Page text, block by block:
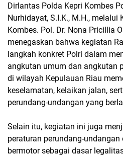
Dirlantas Polda Kepri Kombes
Nurhidayat, S.I.K., M.H., melalui
Kombes. Pol. Dr. Nona Pricillia
menegaskan bahwa kegiatan
langkah konkret Polri dalam
angkutan umum dan angkutan
di wilayah Kepulauan Riau
keselamatan, kelaikan jalan,
perundang-undangan yang
Selain itu, kegiatan ini juga
peraturan perundang-
bermotor sebagai dasar